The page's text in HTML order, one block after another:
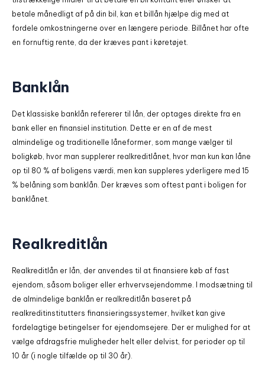
betale månedligt af på din bil, kan et billån hjælpe dig med at
fordele omkostningerne over en længere periode. Billånet har ofte
en fornuftig rente, da der kræves pant i køretøjet.
Banklån
Det klassiske banklån refererer til lån, der optages direkte fra en
bank eller en finansiel institution. Dette er en af de mest
almindelige og traditionelle låneformer, som mange vælger til
boligkøb, hvor man supplerer realkreditlånet, hvor man kun kan låne
op til 80 % af boligens værdi, men kan suppleres yderligere med 15
% belåning som banklån. Der kræves som oftest pant i boligen for
banklånet.
Realkreditlån
Realkreditlån er lån, der anvendes til at finansiere køb af fast
ejendom, såsom boliger eller erhvervsejendomme. I modsætning til
de almindelige banklån er realkreditlån baseret på
realkreditinstitutters finansieringssystemer, hvilket kan give
fordelagtige betingelser for ejendomsejere. Der er mulighed for at
vælge afdragsfrie muligheder helt eller delvist, for perioder op til
10 år (i nogle tilfælde op til 30 år).